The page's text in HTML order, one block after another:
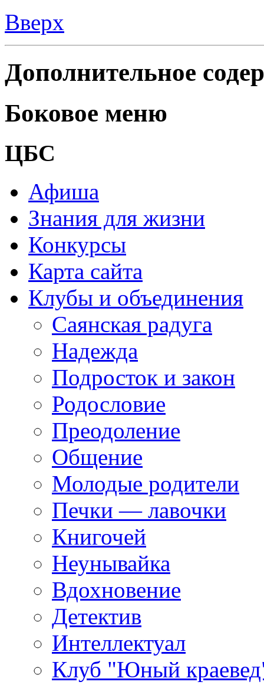
Вверх
Дополнительное
Боковое меню
ЦБС
Афиша
Знания для жизни
Конкурсы
Карта сайта
Клубы и объединения
Саянская радуга
Надежда
Подросток и закон
Родословие
Преодоление
Общение
Молодые родители
Печки — лавочки
Книгочей
Неунывайка
Вдохновение
Детектив
Интеллектуал
Клуб "Юный